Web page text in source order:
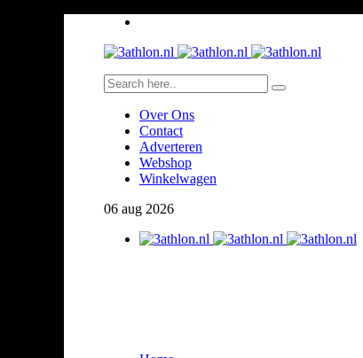
Over Ons
Contact
Adverteren
Webshop
Winkelwagen
06 aug 2026